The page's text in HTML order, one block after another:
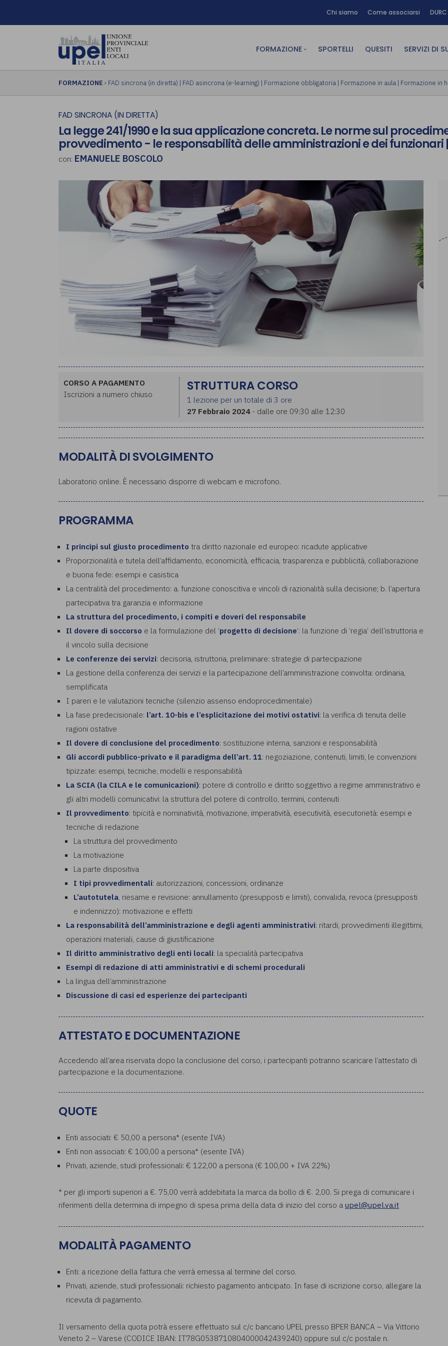
Chi siamo Come associarsi
FORMAZIONE
FAD sincrona (in diretta)
FAD asincrona (e-learning)
Formazione in aula
Formazione in house
associati
Archivio Formazione
SPORTELLI QUESITI SERVIZI DI
Area
Area
Area
Affitto
FORMAZIONE › FAD sincrona (in diretta) | FAD asincrona (e-learning) | Formazione obbligatoria | Formazione in aula | Formazione in
FAD SINCRONA (IN DIRETTA)
La legge 241/1990 e la sua applicazione concreta. Le norme sul
provvedimento - le responsabilità delle amministrazioni e dei
con: EMANUELE BOSCOLO
CORSO A PAGAMENTO
Iscrizioni a numero chiuso
STRUTTURA CORSO
1 lezione per un totale di 3 ore
27 Febbraio 2024- dalle ore 09:30 alle 12:30
MODALITÀ DI SVOLGIMENTO
Laboratorio online. È necessario disporre di webcam e microfono.
PROGRAMMA
I principi sul giusto procedimento tra diritto nazionale ed europeo: ricadute applicative
Proporzionalità e tutela dell’affidamento, economicità, efficacia, trasparenza e pubblicità, collaborazione
e buona fede: esempi e casistica
La centralità del procedimento: a. funzione conoscitiva e vincoli di razionalità sulla decisione; b. l’apertura
partecipativa tra garanzia e informazione
La struttura del procedimento, i compiti e doveri del responsabile
Il dovere di soccorso e la formulazione del ‘progetto di decisione’: la funzione di ‘regia’ dell’istruttoria e
il vincolo sulla decisione
Le conferenze dei servizi: decisoria, istruttoria, preliminare: strategie di partecipazione
La gestione della conferenza dei servizi e la partecipazione dell’amministrazione coinvolta: ordinaria,
semplificata
I pareri e le valutazioni tecniche (silenzio assenso endoprocedimentale)
La fase predecisionale: l’art. 10-bis e l’esplicitazione dei motivi ostativi: la verifica di tenuta delle
ragioni ostative
Il dovere di conclusione del procedimento: sostituzione interna, sanzioni e responsabilità
Gli accordi pubblico-privato e il paradigma dell’art. 11: negoziazione, contenuti, limiti, le convenzioni
tipizzate: esempi, tecniche, modelli e responsabilità
La SCIA (la CILA e le comunicazioni): potere di controllo e diritto soggettivo a regime amministrativo e
gli altri modelli comunicativi: la struttura del potere di controllo, termini, contenuti
Il provvedimento: tipicità e nominatività, motivazione, imperatività, esecutività, esecutorietà: esempi e
tecniche di redazione
La struttura del provvedimento
La motivazione
La parte dispositiva
I tipi provvedimentali: autorizzazioni, concessioni, ordinanze
L’autotutela, riesame e revisione: annullamento (presupposti e limiti), convalida, revoca (presupposti
e indennizzo): motivazione e effetti
La responsabilità dell’amministrazione e degli agenti amministrativi: ritardi, provvedimenti illegittimi,
operazioni materiali, cause di giustificazione
Il diritto amministrativo degli enti locali: la specialità partecipativa
Esempi di redazione di atti amministrativi e di schemi procedurali
La lingua dell’amministrazione
Discussione di casi ed esperienze dei partecipanti
ATTESTATO E DOCUMENTAZIONE
Accedendo all’area riservata dopo la conclusione del corso, i partecipanti potranno scaricare l’attestato di
partecipazione e la documentazione.
QUOTE
Enti associati: € 50,00 a persona* (esente IVA)
Enti non associati: € 100,00 a persona* (esente IVA)
Privati, aziende, studi professionali: € 122,00 a persona (€ 100,00 + IVA 22%)
* per gli importi superiori a €. 75,00 verrà addebitata la marca da bollo di €. 2,00. Si prega di comunicare i
riferimenti della determina di impegno di spesa prima della data di inizio del corso a upel@upel.va.it
MODALITÀ PAGAMENTO
Enti: a ricezione della fattura che verrà emessa al termine del corso.
Privati, aziende, studi professionali: richiesto pagamento anticipato. In fase di iscrizione corso, allegare la
ricevuta di pagamento.
Il versamento della quota potrà essere effettuato sul c/c bancario UPEL presso BPER BANCA – Via Vittorio
Veneto 2 – Varese (CODICE IBAN: IT78G0538710804000042439240) oppure sul c/c postale n.